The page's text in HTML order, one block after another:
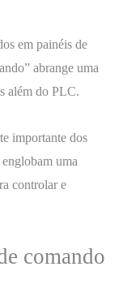
em painéis de
abrange uma
além do PLC.
importante dos
uma
controlar e
comando